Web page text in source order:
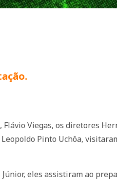
Viegas, os diretores
Pinto Uchôa,
eles assistiram ao